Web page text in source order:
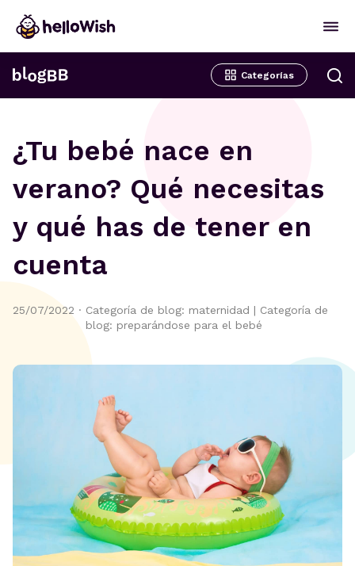
Categorías
¿Tu bebé nace en
verano? Qué necesitas
y qué has de tener en
cuenta
25/07/2022 · Categoría de blog: maternidad | Categoría de
blog: preparándose para el bebé